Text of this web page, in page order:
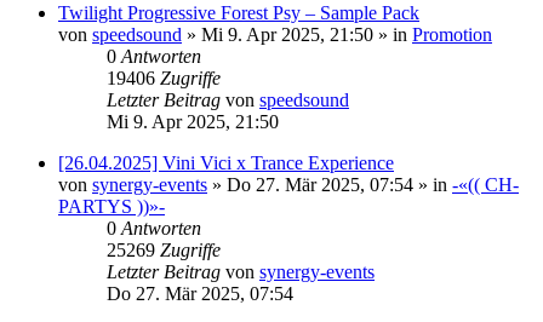
Twilight Progressive Forest Psy – Sample Pack
von speedsound » Mi 9. Apr 2025, 21:50 » in Promotion
0 Antworten
19406 Zugriffe
Letzter Beitrag von speedsound
Mi 9. Apr 2025, 21:50
[26.04.2025] Vini Vici x Trance Experience
von synergy-events » Do 27. Mär 2025, 07:54 » in -«(( CH-
PARTYS ))»-
0 Antworten
25269 Zugriffe
Letzter Beitrag von synergy-events
Do 27. Mär 2025, 07:54